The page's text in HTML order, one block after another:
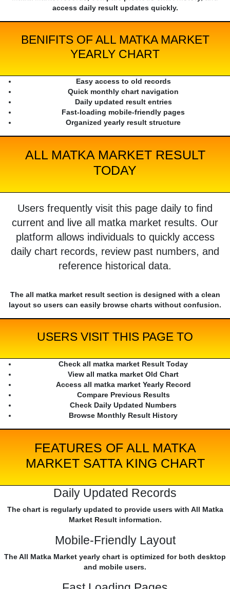
access daily result updates quickly.
BENIFITS OF ALL MATKA MARKET
YEARLY CHART
Easy access to old records
Quick monthly chart navigation
Daily updated result entries
Fast-loading mobile-friendly pages
Organized yearly result structure
ALL MATKA MARKET RESULT
TODAY
Users frequently visit this page daily to find
current and live all matka market results. Our
platform allows individuals to quickly access
daily chart records, review past numbers, and
reference historical data.
The all matka market result section is designed with a clean
layout so users can easily browse charts without confusion.
USERS VISIT THIS PAGE TO
Check all matka market Result Today
View all matka market Old Chart
Access all matka market Yearly Record
Compare Previous Results
Check Daily Updated Numbers
Browse Monthly Result History
FEATURES OF ALL MATKA
MARKET SATTA KING CHART
Daily Updated Records
The chart is regularly updated to provide users with All Matka
Market Result information.
Mobile-Friendly Layout
The All Matka Market yearly chart is optimized for both desktop
and mobile users.